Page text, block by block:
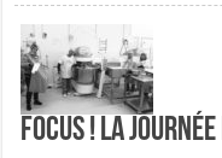
FOCUS ! La